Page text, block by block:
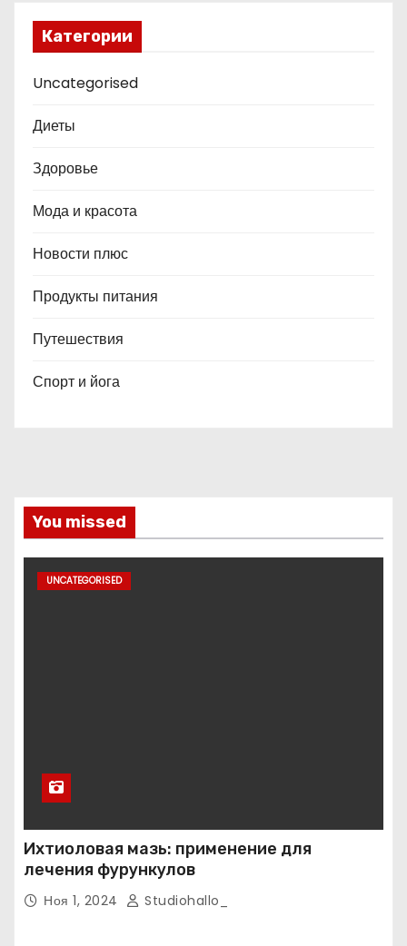
Категории
Uncategorised
Диеты
Здоровье
Мода и красота
Новости плюс
Продукты питания
Путешествия
Спорт и йога
You missed
UNCATEGORISED
Ихтиоловая мазь: применение для
лечения фурункулов
Ноя 1, 2024 Studiohallo_